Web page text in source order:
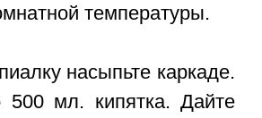
температуры.
насыпьте каркаде.
500 мл. кипятка. Дайте